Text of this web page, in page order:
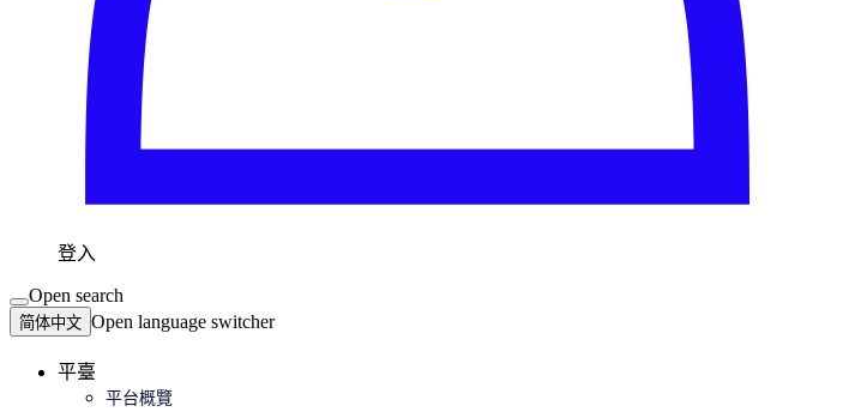
登入
Open search
简体中文 Open language switcher
平臺
平台概覽